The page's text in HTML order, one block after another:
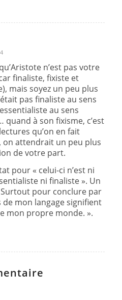
n’est pas votre
finaliste, fixiste et
mais soyez un peu plus
pas finaliste au sens
au sens
quand à son fixisme, c’est
qu’on en fait
on attendrait un peu plus
de votre part.
pour « celui-ci n’est ni
ni finaliste ». Un
pour conclure par
de mon langage signifient
mon propre monde. ».